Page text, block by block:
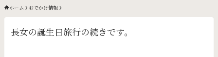
ホーム おでかけ情報
長女の誕生日旅行の続きです。